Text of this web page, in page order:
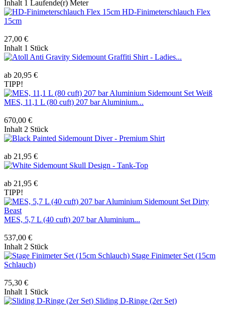
Inhalt 1 Laufende(r) Meter
HD-Finimeterschlauch Flex
15cm
27,00 €
Inhalt 1 Stück
Anti Gravity Sidemount Graffiti Shirt - Ladies...
ab 20,95 €
TIPP!
MES, 11,1 L (80 cuft) 207 bar Aluminium...
670,00 €
Inhalt 2 Stück
Painted Sidemount Diver - Premium Shirt
ab 21,95 €
Sidemount Skull Design - Tank-Top
ab 21,95 €
TIPP!
MES, 5,7 L (40 cuft) 207 bar Aluminium...
537,00 €
Inhalt 2 Stück
Stage Finimeter Set (15cm
Schlauch)
75,30 €
Inhalt 1 Stück
Sliding D-Ringe (2er Set)